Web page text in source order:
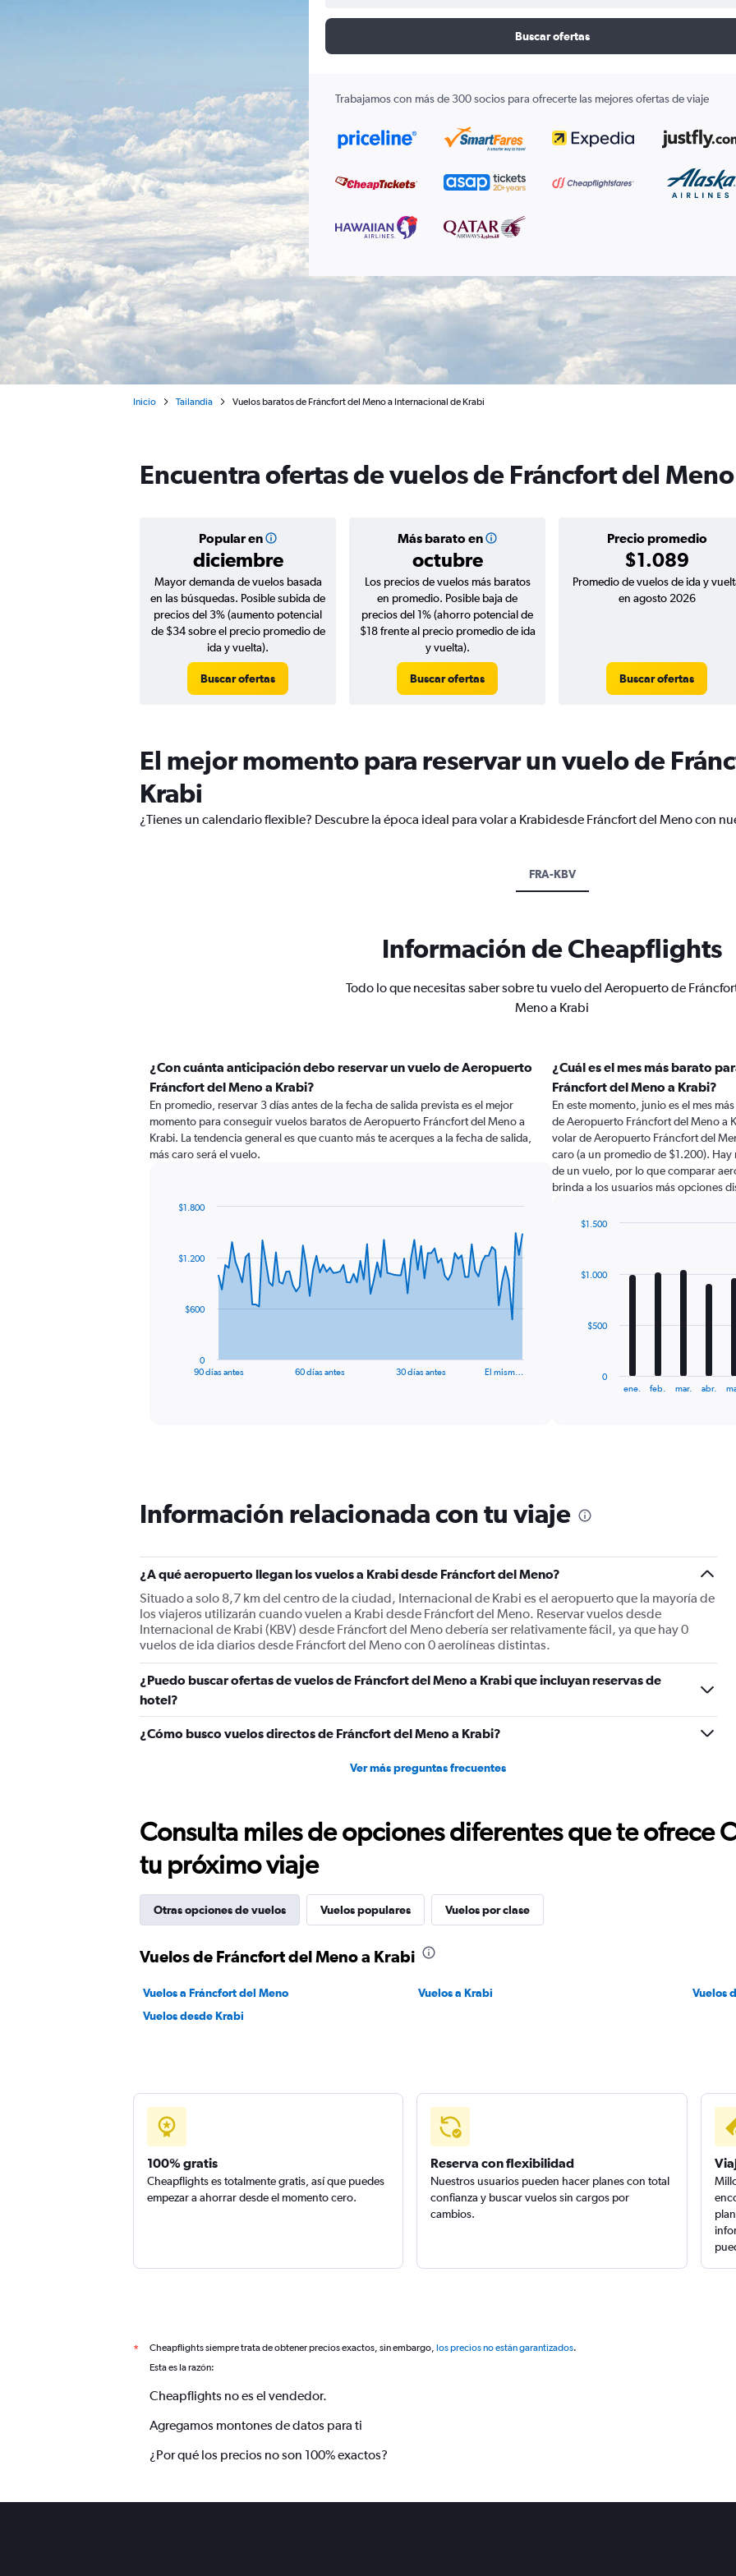
Buscar ofertas
Trabajamos con más de 300 socios para ofrecerte las mejores ofertas de viaje
Inicio Tailandia Vuelos baratos de Fráncfort del Meno a Internacional de Krabi
Encuentra ofertas de vuelos de Fráncfort del
Popular en
diciembre
Más barato en
octubre
Precio promedio
$1.089
Mayor demanda de vuelos basada
en las búsquedas. Posible subida de
precios del 3% (aumento potencial
de $34 sobre el precio promedio de
ida y vuelta).
Buscar ofertas
Los precios de vuelos más baratos
en promedio. Posible baja de
precios del 1% (ahorro potencial de
$18 frente al precio promedio de ida
y vuelta).
Buscar ofertas
Promedio de vuelos de ida y
en agosto 2026
Buscar ofertas
El mejor momento para reservar un vuelo de
Krabi
¿Tienes un calendario flexible? Descubre la época ideal para volar a Krabidesde Fráncfort del Meno con
FRA-KBV
Información de Cheapflights
Todo lo que necesitas saber sobre tu vuelo del Aeropuerto de
Meno a Krabi
¿Con cuánta anticipación debo reservar un vuelo de Aeropuerto
Fráncfort del Meno a Krabi?
En promedio, reservar 3 días antes de la fecha de salida prevista es el mejor
momento para conseguir vuelos baratos de Aeropuerto Fráncfort del Meno a
Krabi. La tendencia general es que cuanto más te acerques a la fecha de salida,
más caro será el vuelo.
data
The
has
1
axis
displaying
Range:
0
to
1800.
90 días antes 60 días antes 30 días antes El mism…
0
$600
$1.200
$1.800
¿Cuál es el mes más barato
Fráncfort del Meno a Krabi?
En este momento, junio es el mes
de Aeropuerto Fráncfort del Meno a
volar de Aeropuerto Fráncfort del
caro (a un promedio de $1.200).
de un vuelo, por lo que comparar
brinda a los usuarios más opciones
12
The
chart
Y
values.
Range:
0
1500.
ene. feb. mar. abr.
0
$500
$1.000
$1.500
Información relacionada con tu viaje
¿A qué aeropuerto llegan los vuelos a Krabi desde Fráncfort del Meno?
Situado a solo 8,7 km del centro de la ciudad, Internacional de Krabi es el aeropuerto que la mayoría de
los viajeros utilizarán cuando vuelen a Krabi desde Fráncfort del Meno. Reservar vuelos desde
Internacional de Krabi (KBV) desde Fráncfort del Meno debería ser relativamente fácil, ya que hay 0
vuelos de ida diarios desde Fráncfort del Meno con 0 aerolíneas distintas.
¿Puedo buscar ofertas de vuelos de Fráncfort del Meno a Krabi que incluyan reservas de
hotel?
¿Cómo busco vuelos directos de Fráncfort del Meno a Krabi?
Ver más preguntas frecuentes
Consulta miles de opciones diferentes que te ofrece
tu próximo viaje
Otras opciones de vuelos Vuelos populares Vuelos por clase
Vuelos de Fráncfort del Meno a Krabi
Vuelos a Fráncfort del Meno Vuelos a Krabi
Vuelos
Vuelos desde Krabi
100% gratis
Cheapflights es totalmente gratis, así que puedes
empezar a ahorrar desde el momento cero.
Reserva con flexibilidad
Nuestros usuarios pueden hacer planes con total
confianza y buscar vuelos sin cargos por
cambios.
* Cheapflights siempre trata de obtener precios exactos, sin embargo, los precios no están garantizados.
Esta es la razón:
Cheapflights no es el vendedor.
Agregamos montones de datos para ti
¿Por qué los precios no son 100% exactos?